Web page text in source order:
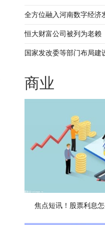
全方位融入河南数字经济
恒大财富公司被列为老赖
国家发改委等部门布局建
商业
焦点短讯！股票利息